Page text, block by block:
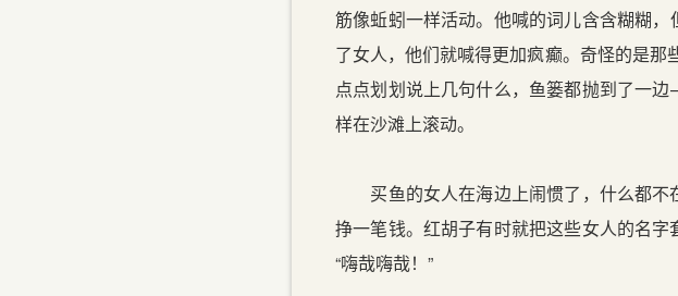
筋像蚯蚓一样活动。他喊的词儿含含糊糊
了女人，他们就喊得更加疯癫。奇怪的是那
点点划划说上几句什么，鱼篓都抛到了一
样在沙滩上滚动。
买鱼的女人在海边上闹惯了，什么都不
挣一笔钱。红胡子有时就把这些女人的名字
“嗨哉嗨哉！”